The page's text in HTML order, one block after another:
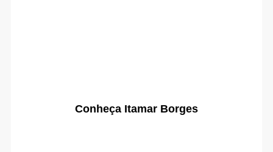
Conheça Itamar Borges